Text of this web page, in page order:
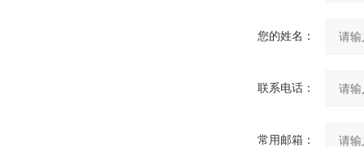
您的姓名：
联系电话：
常用邮箱：